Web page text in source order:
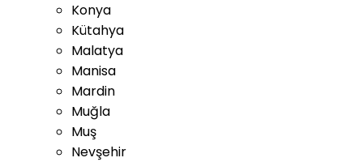
Konya
Kütahya
Malatya
Manisa
Mardin
Muğla
Muş
Nevşehir